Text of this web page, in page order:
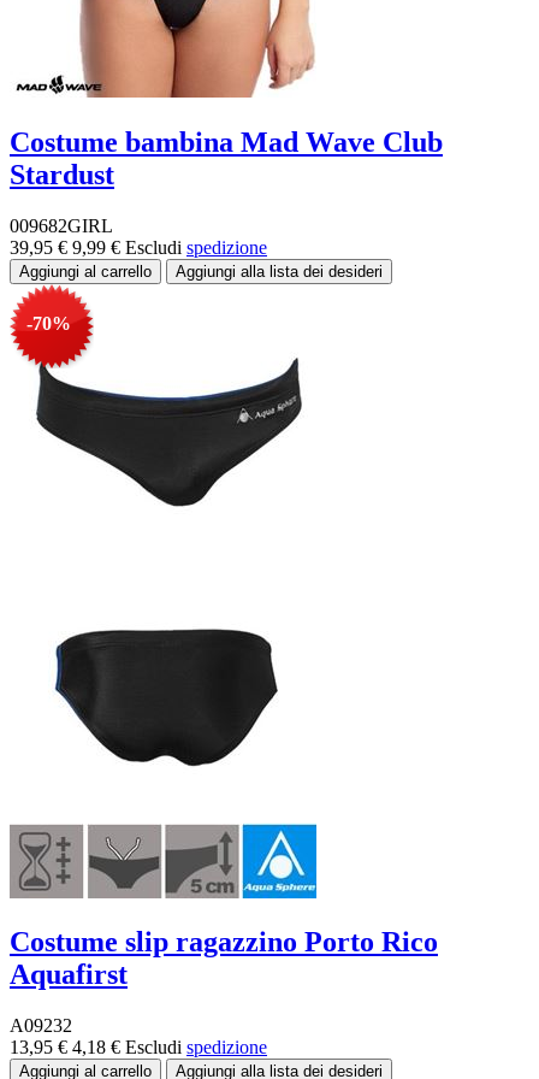
Costume bambina Mad Wave Club
Stardust
009682GIRL
39,95 € 9,99 € Escludi spedizione
-70%
Costume slip ragazzino Porto Rico
Aquafirst
A09232
13,95 € 4,18 € Escludi spedizione